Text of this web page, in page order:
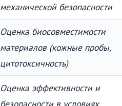
механической безопасности
Оценка биосовместимости
материалов (кожные пробы,
цитотоксичность)
Оценка эффективности и
безопасности в условиях